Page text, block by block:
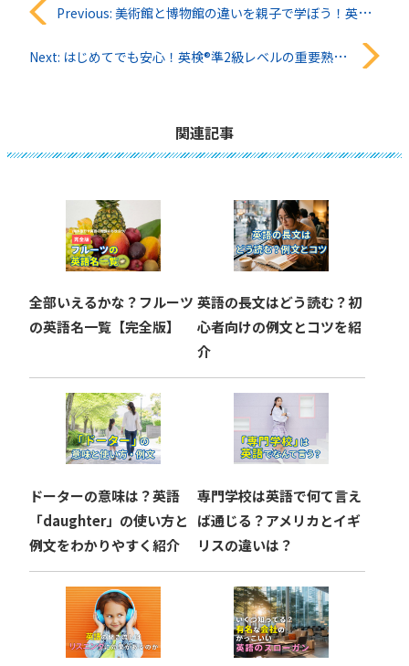
投
稿
ョ
ン
Previous: 美術館と博物館の違いを親子で学ぼう！英語で楽しむ文化体験
Next: はじめてでも安心！英検®︎準2級レベルの重要熟語まとめ
関連記事
全部いえるかな？フルーツ
の英語名一覧【完全版】
英語の長文はどう読む？初
心者向けの例文とコツを紹
介
ドーターの意味は？英語
「daughter」の使い方と
例文をわかりやすく紹介
専門学校は英語で何て言え
ば通じる？アメリカとイギ
リスの違いは？